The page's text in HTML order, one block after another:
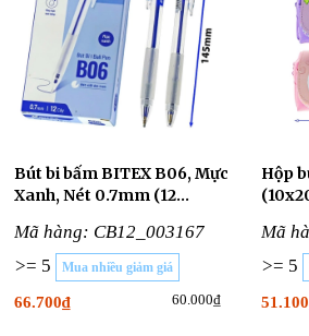
Bút bi bấm BITEX B06, Mực
Xanh, Nét 0.7mm (12
Mã hàng: CB12_003167
>= 5
Mua nhiều giảm giá
66.700₫ 60.000₫
Hộp
Mã
>= 5